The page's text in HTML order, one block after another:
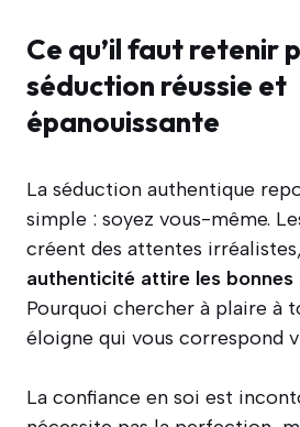
Ce qu’il faut retenir
séduction réussie et
épanouissante
La séduction authentique
simple : soyez vous-même.
créent des attentes
authenticité attire les bonnes
Pourquoi chercher à plaire à
éloigne qui vous correspond
La confiance en soi est